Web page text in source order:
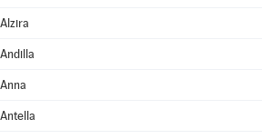
Alzira
Andilla
Anna
Antella